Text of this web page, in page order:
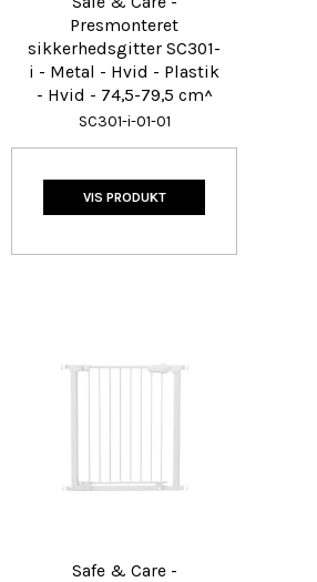
Presmonteret
sikkerhedsgitter SC301-
i - Metal - Hvid - Plastik
- Hvid - 74,5-79,5 cm^
SC301-i-01-01
VIS PRODUKT
Safe & Care -